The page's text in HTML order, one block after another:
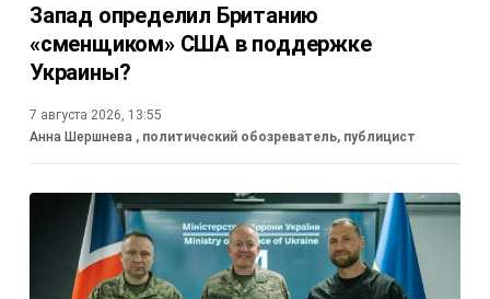
Запад определил Британию
«сменщиком» США в поддержке
Украины?
7 августа 2026, 13:55
Анна Шершнева , политический обозреватель, публицист